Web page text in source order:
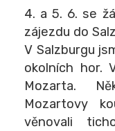
4. a 5. 6. se
zájezdu do
V Salzburgu
okolních hor.
Mozarta.
Mozartovy
věnovali